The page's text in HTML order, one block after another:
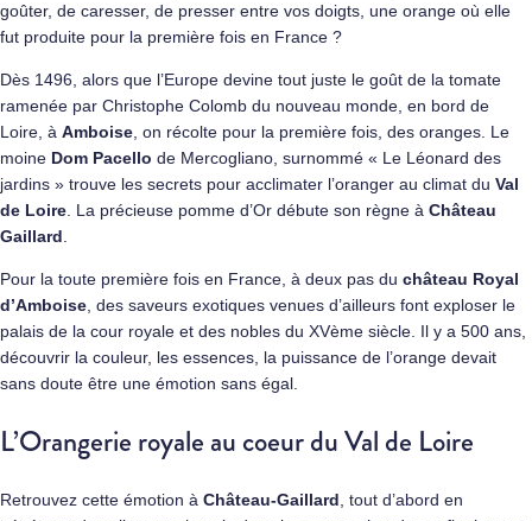
goûter, de caresser, de presser entre vos doigts, une orange où elle
fut produite pour la première fois en France ?
Dès 1496, alors que l’Europe devine tout juste le goût de la tomate
ramenée par Christophe Colomb du nouveau monde, en bord de
Loire, à Amboise , on récolte pour la première fois, des oranges. Le
moine Dom Pacello de Mercogliano, surnommé « Le Léonard des
jardins » trouve les secrets pour acclimater l’oranger au climat du Val
de Loire . La précieuse pomme d’Or débute son règne à Château
Gaillard
Pour la toute première fois en France, à deux pas du château Royal
d’Amboise , des saveurs exotiques venues d’ailleurs font exploser le
palais de la cour royale et des nobles du XVème siècle. Il y a 500 ans,
découvrir la couleur, les essences, la puissance de l’orange devait
sans doute être une émotion sans égal.
L’Orangerie royale au coeur du Val de Loire
Retrouvez cette émotion à Château-Gaillard , tout d’abord en